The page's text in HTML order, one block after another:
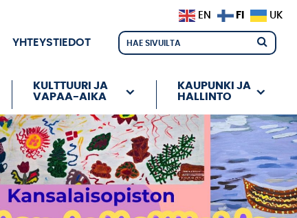
YHTEYSTIEDOT
KULTTUURI JA
VAPAA-AIKA
KAUPUNKI JA
HALLINTO
EN FI UK